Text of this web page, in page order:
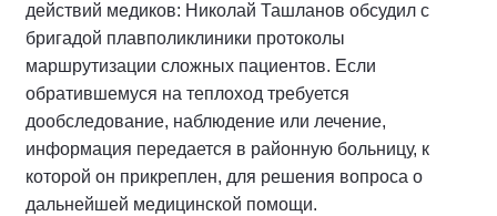
действий медиков: Николай Ташланов обсудил с
бригадой плавполиклиники протоколы
маршрутизации сложных пациентов. Если
обратившемуся на теплоход требуется
дообследование, наблюдение или лечение,
информация передается в районную больницу, к
которой он прикреплен, для решения вопроса о
дальнейшей медицинской помощи.